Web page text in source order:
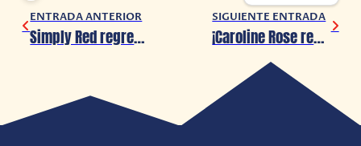
ENTRADA ANTERIOR
Simply Red regresará a México en 2025
SIGUIENTE ENTRADA
¡Caroline Rose regresará a México en septiembre 2024!